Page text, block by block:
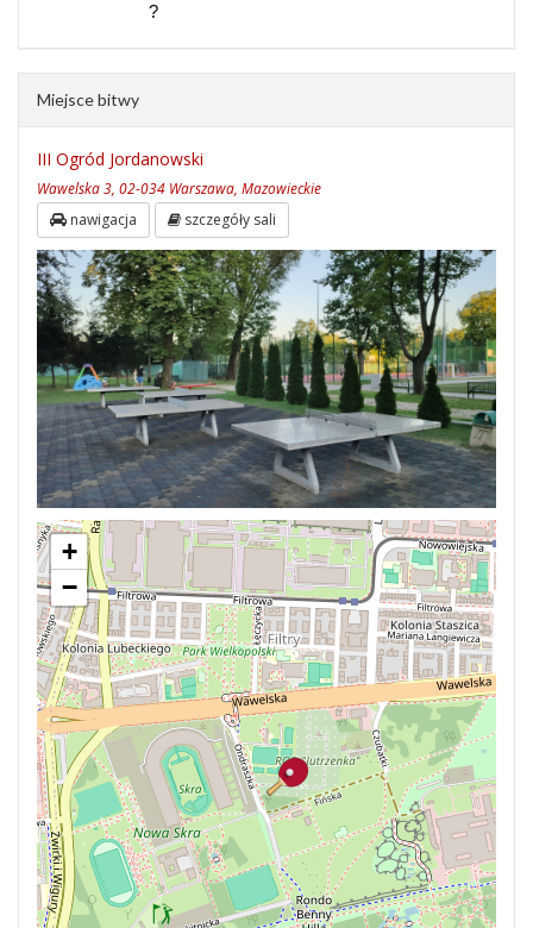
Miejsce bitwy
III Ogród Jordanowski
Wawelska 3, 02-034 Warszawa, Mazowieckie
nawigacja szczegóły sali
+
−